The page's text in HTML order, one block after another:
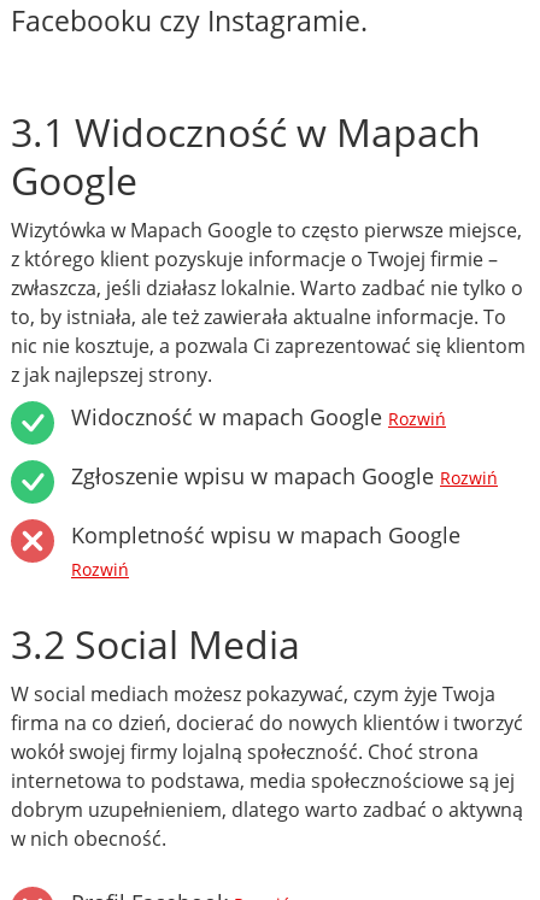
Facebooku czy Instagramie.
3.1 Widoczność w Mapach
Google
Wizytówka w Mapach Google to często pierwsze miejsce,
z którego klient pozyskuje informacje o Twojej firmie –
zwłaszcza, jeśli działasz lokalnie. Warto zadbać nie tylko o
to, by istniała, ale też zawierała aktualne informacje. To
nic nie kosztuje, a pozwala Ci zaprezentować się klientom
z jak najlepszej strony.
Widoczność w mapach Google Rozwiń
Zgłoszenie wpisu w mapach Google Rozwiń
Kompletność wpisu w mapach Google
Rozwiń
3.2 Social Media
W social mediach możesz pokazywać, czym żyje Twoja
firma na co dzień, docierać do nowych klientów i tworzyć
wokół swojej firmy lojalną społeczność. Choć strona
internetowa to podstawa, media społecznościowe są jej
dobrym uzupełnieniem, dlatego warto zadbać o aktywną
w nich obecność.